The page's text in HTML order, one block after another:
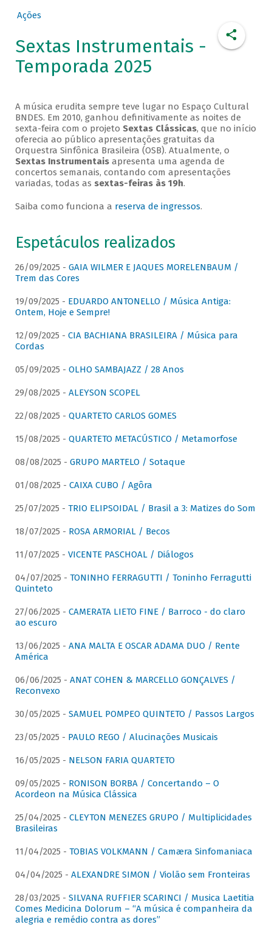
Ações
Sextas Instrumentais -
Temporada 2025
A música erudita sempre teve lugar no Espaço Cultural
BNDES. Em 2010, ganhou definitivamente as noites de
sexta-feira com o projeto Sextas Clássicas, que no início
oferecia ao público apresentações gratuitas da
Orquestra Sinfônica Brasileira (OSB). Atualmente, o
Sextas Instrumentaisapresenta uma agenda de
concertos semanais, contando com apresentações
variadas, todas as sextas-feiras às 19h.
Saiba como funciona a reserva de ingressos.
Espetáculos realizados
26/09/2025 - GAIA WILMER E JAQUES MORELENBAUM /
Trem das Cores
19/09/2025 - EDUARDO ANTONELLO / Música Antiga:
Ontem, Hoje e Sempre!
12/09/2025 - CIA BACHIANA BRASILEIRA / Música para
Cordas
05/09/2025 - OLHO SAMBAJAZZ / 28 Anos
29/08/2025 - ALEYSON SCOPEL
22/08/2025 - QUARTETO CARLOS GOMES
15/08/2025 - QUARTETO METACÚSTICO / Metamorfose
08/08/2025 - GRUPO MARTELO / Sotaque
01/08/2025 - CAIXA CUBO / Agôra
25/07/2025 - TRIO ELIPSOIDAL / Brasil a 3: Matizes do Som
18/07/2025 - ROSA ARMORIAL / Becos
11/07/2025 - VICENTE PASCHOAL / Diálogos
04/07/2025 - TONINHO FERRAGUTTI / Toninho Ferragutti
Quinteto
27/06/2025 - CAMERATA LIETO FINE / Barroco - do claro
ao escuro
13/06/2025 - ANA MALTA E OSCAR ADAMA DUO / Rente
América
06/06/2025 - ANAT COHEN & MARCELLO GONÇALVES /
Reconvexo
30/05/2025 - SAMUEL POMPEO QUINTETO / Passos Largos
23/05/2025 - PAULO REGO / Alucinações Musicais
16/05/2025 - NELSON FARIA QUARTETO
09/05/2025 - RONISON BORBA / Concertando – O
Acordeon na Música Clássica
25/04/2025 - CLEYTON MENEZES GRUPO / Multiplicidades
Brasileiras
11/04/2025 - TOBIAS VOLKMANN / Camæra Sinfomaniaca
04/04/2025 - ALEXANDRE SIMON / Violão sem Fronteiras
28/03/2025 - SILVANA RUFFIER SCARINCI / Musica Laetitia
Comes Medicina Dolorum – “A música é companheira da
alegria e remédio contra as dores”